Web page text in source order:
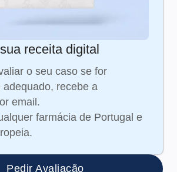
receita digital
o seu caso se for
adequado, recebe a
email.
farmácia de Portugal e
Pedir Avaliação